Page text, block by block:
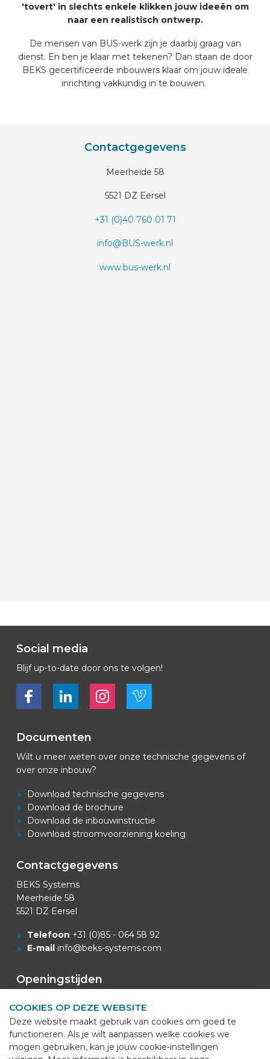
'tovert' in slechts enkele klikken jouw ideeën om
naar een realistisch ontwerp.
De mensen van BUS-werk zijn je daarbij graag van
dienst. En ben je klaar met tekenen? Dan staan de door
BEKS gecertificeerde inbouwers klaar om jouw ideale
inrichting vakkundig in te bouwen.
Contactgegevens
Meerheide 58
5521 DZ Eersel
+31 (0)40 760 01 71
info@BUS-werk.nl
www.bus-werk.nl
Social media
Blijf up-to-date door ons te volgen!
Bekijk ons op FacebookBekijk ons op LinkedInBekijk ons op LinkedInBekijk ons op Vimeo
Documenten
Wilt u meer weten over onze technische gegevens of
over onze inbouw?
Download technische gegevens
Download de brochure
Download de inbouwinstructie
Download stroomvoorziening koeling
Contactgegevens
BEKS Systems
Meerheide 58
5521 DZ Eersel
Telefoon +31 (0)85 - 064 58 92
E-mail info@beks-systems.com
Openingstijden
Van Mei t/m September
Openingstijden Productie: 06:00u - 14:45u.
COOKIES OP DEZE WEBSITE
Deze website maakt gebruik van cookies om goed te
functioneren. Als je wilt aanpassen welke cookies we
mogen gebruiken, kan je jouw cookie-instellingen